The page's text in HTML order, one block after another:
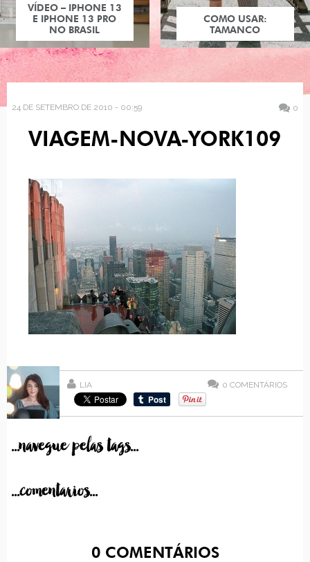
VÍDEO – IPHONE 13
E IPHONE 13 PRO
NO BRASIL
COMO USAR:
TAMANCO
24 DE SETEMBRO DE 2010 - 00:59 0
VIAGEM-NOVA-YORK109
LIA 0 COMENTÁRIOS
...navegue pelas tags...
...comentarios...
0COMENTÁRIOS